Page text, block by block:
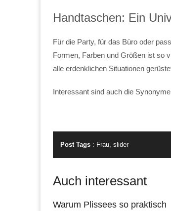
Handtaschen: Ein
Für die Party, für das Büro oder
Formen, Farben und Größen ist so
alle erdenklichen Situationen
Interessant sind auch die
Post Tags : Frau slider
Auch interessant
Warum Plissees so praktisch